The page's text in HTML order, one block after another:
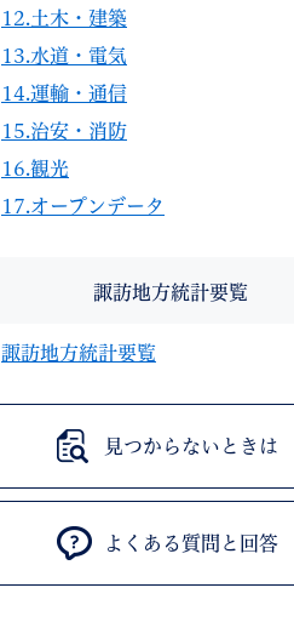
12.土木・建築
13.水道・電気
14.運輸・通信
15.治安・消防
16.観光
17.オープンデータ
諏訪地方統計要覧
諏訪地方統計要覧
見つからないときは
よくある質問と回答